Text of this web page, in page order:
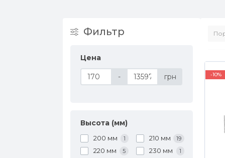
Фильтр
Цена
- грн
Высота (мм)
200 мм 1 210 мм 19
220 мм 5 230 мм 1
-10%